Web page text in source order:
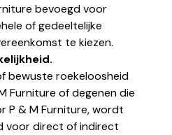
bevoegd voor
of gedeeltelijke
te kiezen.
bewuste roekeloosheid
Furniture of degenen die
P & M Furniture, wordt
voor direct of indirect